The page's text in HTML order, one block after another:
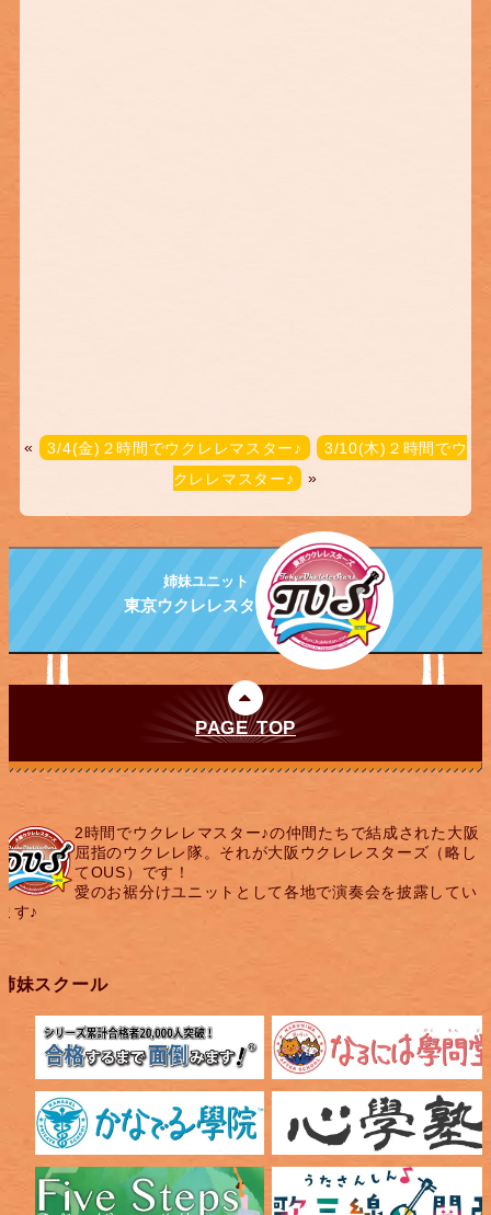
« 3/4(金)２時間でウクレレマスター♪
3/10(木)２時間でウ
クレレマスター♪
»
姉妹ユニット
東京ウクレレスターズ
PAGE TOP
2時間でウクレレマスター♪の仲間たちで結成された大阪
屈指のウクレレ隊。それが大阪ウクレレスターズ（略し
てOUS）です！
愛のお裾分けユニットとして各地で演奏会を披露してい
す♪
妹スクール